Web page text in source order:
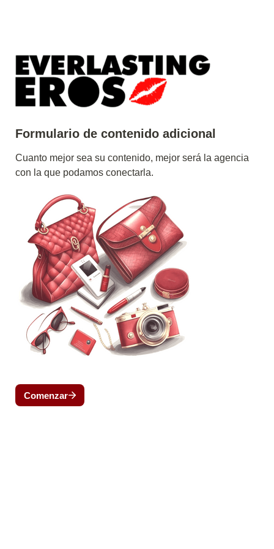
Formulario de contenido adicional
Cuanto mejor sea su contenido, mejor será la agencia
con la que podamos conectarla.
Comenzar